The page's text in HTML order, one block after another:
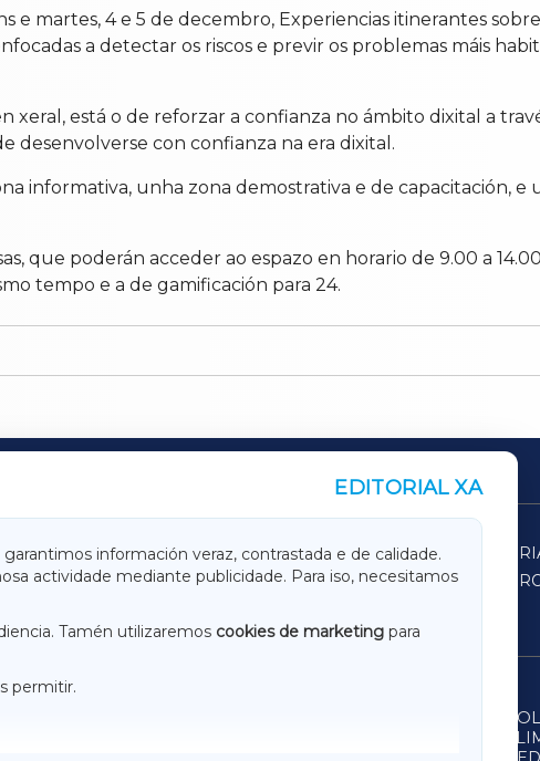
e martes, 4 e 5 de decembro, Experiencias itinerantes
a detectar os riscos e previr os problemas máis
xeral, está o de reforzar a confianza no ámbito dixital a
desenvolverse con confianza na era dixital.
informativa, unha zona demostrativa e de capacitación,
que poderán acceder ao espazo en horario de 9.00 a 14.00
tempo e a de gamificación para 24.
EDITORIAL XA
información veraz, contrastada e de calidade.
actividade mediante publicidade. Para iso, necesitamos
Tamén utilizaremos cookies de marketing para
permitir.
TERRACHAXA
ACORUÑAXA